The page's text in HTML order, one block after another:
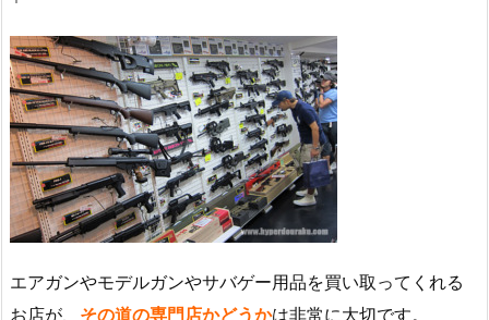
エアガンやモデルガンやサバゲー用品を買い取ってくれる
お店が、 その道の専門店かどうかは非常に大切です。